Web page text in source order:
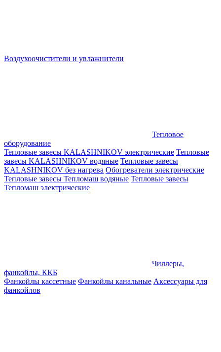
Воздухоочистители и увлажнители
Тепловое
оборудование
Тепловые завесы KALASHNIKOV электрические Тепловые
завесы KALASHNIKOV водяные Тепловые завесы
KALASHNIKOV без нагрева Обогреватели электрические
Тепловые завесы Тепломаш водяные Тепловые завесы
Тепломаш электрические
Чиллеры,
фанкойлы, ККБ
Фанкойлы кассетные Фанкойлы канальные Аксессуары для
фанкойлов